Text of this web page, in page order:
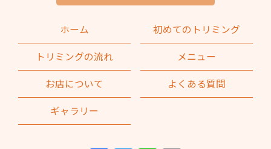
2024年10月(2)
2024年9月
ホーム
初めてのトリミング
トリミングの流れ
メニュー
お店について
よくある質問
ギャラリー